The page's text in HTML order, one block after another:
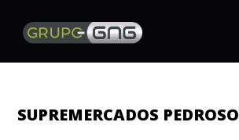
SUPREMERCADOS PEDROSO